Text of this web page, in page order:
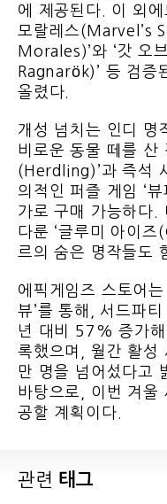
에 제공된다. 이 외
모랄레스(Marvel’s
Morales)’와 ‘갓 오
Ragnarök)’ 등 검증
올렸다.
개성 넘치는 인디 명
비로운 동물 떼를 산
(Herdling)’과 즉석
의적인 퍼즐 게임 ‘
가로 구매 가능하다.
다룬 ‘글루미 아이
르의 숨은 명작들
에픽게임즈 스토어
뷰’를 통해, 서드파
년 대비 57% 증가해
록했으며, 월간 활성
만 명을 넘어섰다고
바탕으로, 이번 겨울
공할 계획이다.
관련 태그